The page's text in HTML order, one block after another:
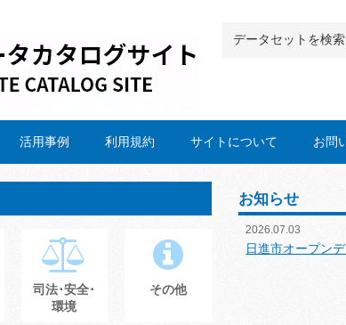
活用事例 利用規約 サイトについて お問
司法･安全･
環境
その他
お知らせ
2026.07.03
日進市オープン